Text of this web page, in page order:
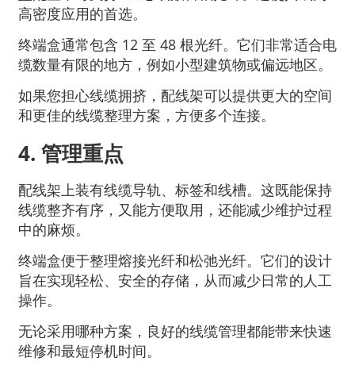
高密度应用的首选。
终端盒通常包含 12 至 48 根光纤。它们非常适合电
缆数量有限的地方，例如小型建筑物或偏远地区。
如果您担心线缆拥挤，配线架可以提供更大的空间
和更佳的线缆整理方案，方便多个连接。
4. 管理重点
配线架上装有线缆导轨、标签和线槽。这既能保持
线缆整齐有序，又能方便取用，还能减少维护过程
中的麻烦。
终端盒便于整理熔接光纤和松弛光纤。它们的设计
旨在实现轻松、安全的存储，从而减少日常的人工
操作。
无论采用哪种方案，良好的线缆管理都能带来快速
维修和最短停机时间。